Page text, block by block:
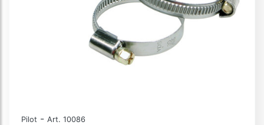
Pilot - Art. 10086